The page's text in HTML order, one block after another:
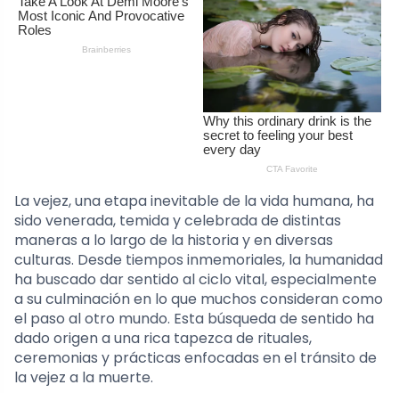
La vejez, una etapa inevitable de la vida humana, ha
sido venerada, temida y celebrada de distintas
maneras a lo largo de la historia y en diversas
culturas. Desde tiempos inmemoriales, la humanidad
ha buscado dar sentido al ciclo vital, especialmente
a su culminación en lo que muchos consideran como
el paso al otro mundo. Esta búsqueda de sentido ha
dado origen a una rica tapezca de rituales,
ceremonias y prácticas enfocadas en el tránsito de
la vejez a la muerte.